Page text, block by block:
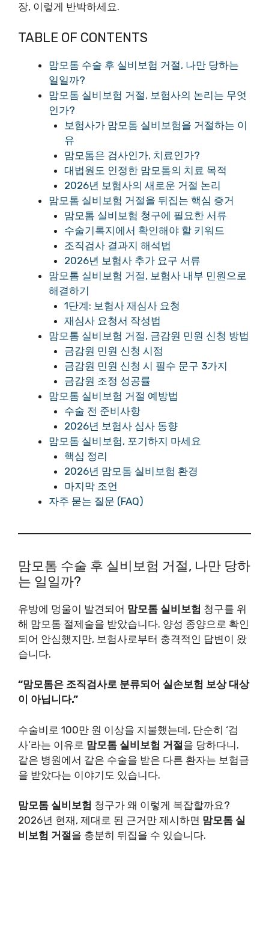
장, 이렇게 반박하세요.
TABLE OF CONTENTS
맘모톰 수술 후 실비보험 거절, 나만 당하는
일일까?
맘모톰 실비보험 거절, 보험사의 논리는 무엇
인가?
보험사가 맘모톰 실비보험을 거절하는 이
유
맘모톰은 검사인가, 치료인가?
대법원도 인정한 맘모톰의 치료 목적
2026년 보험사의 새로운 거절 논리
맘모톰 실비보험 거절을 뒤집는 핵심 증거
맘모톰 실비보험 청구에 필요한 서류
수술기록지에서 확인해야 할 키워드
조직검사 결과지 해석법
2026년 보험사 추가 요구 서류
맘모톰 실비보험 거절, 보험사 내부 민원으로
해결하기
1단계: 보험사 재심사 요청
재심사 요청서 작성법
맘모톰 실비보험 거절, 금감원 민원 신청 방법
금감원 민원 신청 시점
금감원 민원 신청 시 필수 문구 3가지
금감원 조정 성공률
맘모톰 실비보험 거절 예방법
수술 전 준비사항
2026년 보험사 심사 동향
맘모톰 실비보험, 포기하지 마세요
핵심 정리
2026년 맘모톰 실비보험 환경
마지막 조언
자주 묻는 질문 (FAQ)
맘모톰 수술 후 실비보험 거절, 나만 당하
는 일일까?
유방에 멍울이 발견되어 맘모톰 실비보험 청구를 위
해 맘모톰 절제술을 받았습니다. 양성 종양으로 확인
되어 안심했지만, 보험사로부터 충격적인 답변이 왔
습니다.
“맘모톰은 조직검사로 분류되어 실손보험 보상 대상
이 아닙니다.”
수술비로 100만 원 이상을 지불했는데, 단순히 ‘검
사’라는 이유로 맘모톰 실비보험 거절을 당하다니.
같은 병원에서 같은 수술을 받은 다른 환자는 보험금
을 받았다는 이야기도 있습니다.
맘모톰 실비보험 청구가 왜 이렇게 복잡할까요?
2026년 현재, 제대로 된 근거만 제시하면 맘모톰 실
비보험 거절을 충분히 뒤집을 수 있습니다.